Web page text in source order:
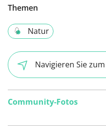
Themen
Natur
Navigieren Sie
Community-Fotos